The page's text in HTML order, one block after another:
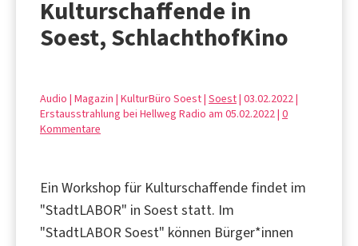
Kulturschaffende in
Soest, SchlachthofKino
Audio | Magazin | KulturBüro Soest | Soest| 03.02.2022 |
Erstausstrahlung bei Hellweg Radio am 05.02.2022 | 0
Kommentare
Ein Workshop für Kulturschaffende findet im
"StadtLABOR" in Soest statt. Im
"StadtLABOR Soest" können Bürger*innen